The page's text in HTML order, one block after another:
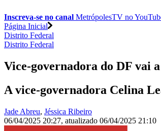
Inscreva-se no canal MetrópolesTV no
Página Inicial
Distrito Federal
Distrito Federal
Vice-governadora do DF vai
A vice-governadora Celina
Jade Abreu, Jéssica Ribeiro
06/04/2025 20:27, atualizado 06/04/2025 21:10